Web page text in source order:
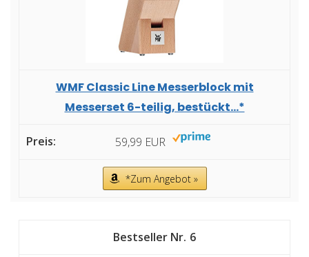
WMF Classic Line Messerblock mit
Messerset 6-teilig, bestückt...*
59,99 EUR
*Zum Angebot »
6